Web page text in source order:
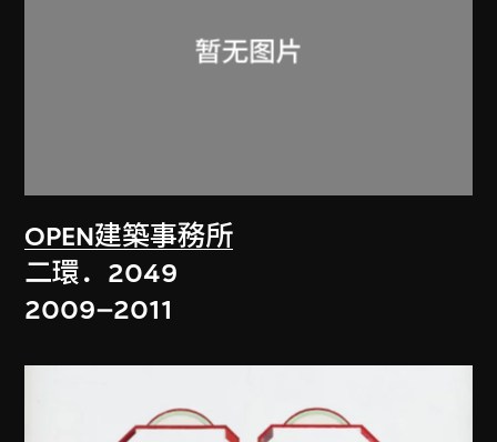
OPEN建築事務所
二環．2049
2009–2011